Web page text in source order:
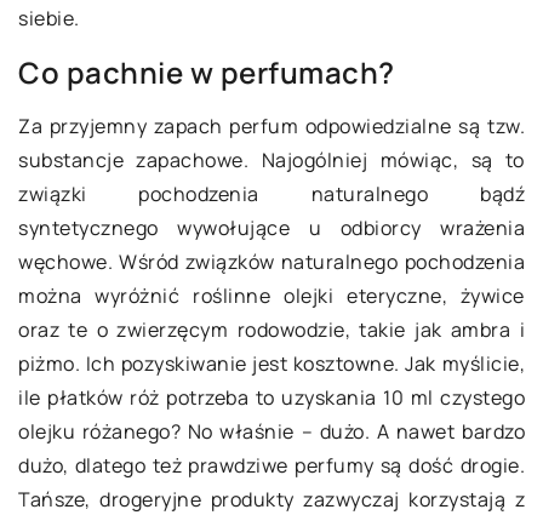
siebie.
Co pachnie w perfumach?
Za przyjemny zapach perfum odpowiedzialne są tzw.
substancje zapachowe. Najogólniej mówiąc, są to
związki pochodzenia naturalnego bądź
syntetycznego wywołujące u odbiorcy wrażenia
węchowe. Wśród związków naturalnego pochodzenia
można wyróżnić roślinne olejki eteryczne, żywice
oraz te o zwierzęcym rodowodzie, takie jak ambra i
piżmo. Ich pozyskiwanie jest kosztowne. Jak myślicie,
ile płatków róż potrzeba to uzyskania 10 ml czystego
olejku różanego? No właśnie – dużo. A nawet bardzo
dużo, dlatego też prawdziwe perfumy są dość drogie.
Tańsze, drogeryjne produkty zazwyczaj korzystają z